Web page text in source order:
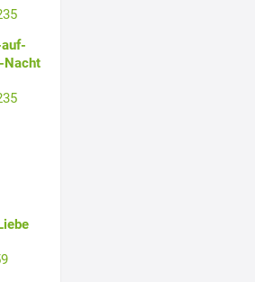
Nacht